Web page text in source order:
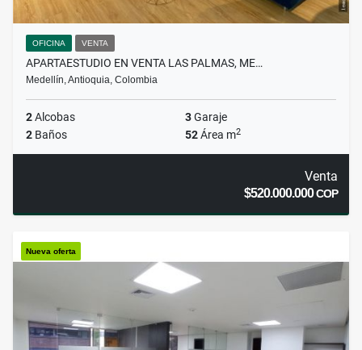
OFICINA VENTA
APARTAESTUDIO EN VENTA LAS PALMAS, ME…
Medellín, Antioquia, Colombia
2Alcobas 3Garaje
2 Baños 52Área m2
Venta
$520.000.000COP
Nueva oferta